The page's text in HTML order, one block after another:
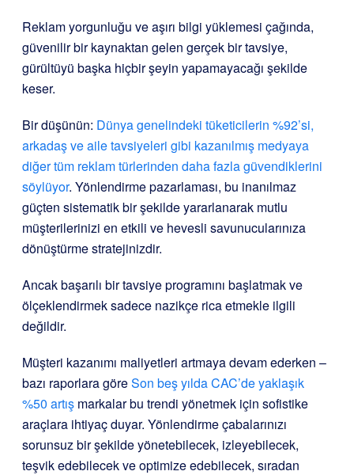
Reklam yorgunluğu ve aşırı bilgi yüklemesi çağında,
güvenilir bir kaynaktan gelen gerçek bir tavsiye,
gürültüyü başka hiçbir şeyin yapamayacağı şekilde
keser.
Bir düşünün: Dünya genelindeki tüketicilerin %92’si,
arkadaş ve aile tavsiyeleri gibi kazanılmış medyaya
diğer tüm reklam türlerinden daha fazla güvendiklerini
söylüyor. Yönlendirme pazarlaması, bu inanılmaz
güçten sistematik bir şekilde yararlanarak mutlu
müşterilerinizi en etkili ve hevesli savunucularınıza
dönüştürme stratejinizdir.
Ancak başarılı bir tavsiye programını başlatmak ve
ölçeklendirmek sadece nazikçe rica etmekle ilgili
değildir.
Müşteri kazanımı maliyetleri artmaya devam ederken –
bazı raporlara göreSon beş yılda CAC’de yaklaşık
%50 artış markalar bu trendi yönetmek için sofistike
araçlara ihtiyaç duyar. Yönlendirme çabalarınızı
sorunsuz bir şekilde yönetebilecek, izleyebilecek,
teşvik edebilecek ve optimize edebilecek, sıradan